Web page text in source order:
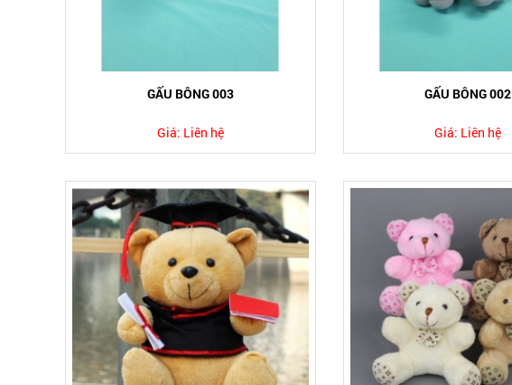
GẤU BÔNG 003
Giá: Liên hệ
GẤU BÔNG 002
Giá: Liên hệ